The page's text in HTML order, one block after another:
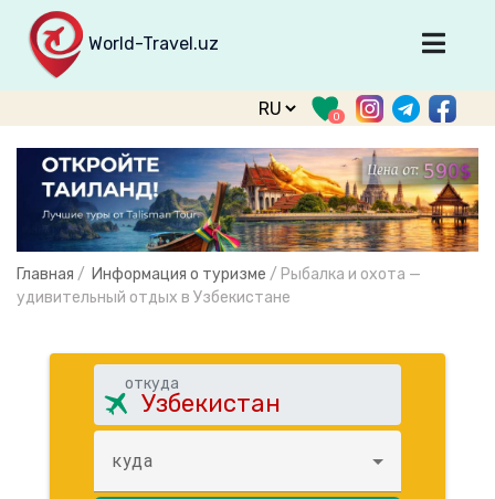
World-Travel.uz
Главная
Направления
Туры
Тур. фирмы
Табло прилета
О туризме
Зарегистрироваться
0
Главная / Информация о туризме / Рыбалка и охота —
удивительный отдых в Узбекистане
откуда
куда